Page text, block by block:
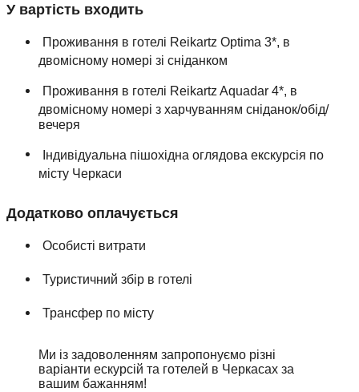
У вартість входить
Проживання в готелі Reikartz Optima 3*, в
двомісному номері зі сніданком
Проживання в готелі Reikartz Aquadar 4*, в
двомісному номері з харчуванням сніданок/обід/
вечеря
Індивідуальна пішохідна оглядова екскурсія по
місту Черкаси
Додатково оплачується
Особисті витрати
Туристичний збір в готелі
Трансфер по місту
Ми із задоволенням запропонуємо різні
варіанти ескурсій та готелей в Черкасах за
вашим бажанням!